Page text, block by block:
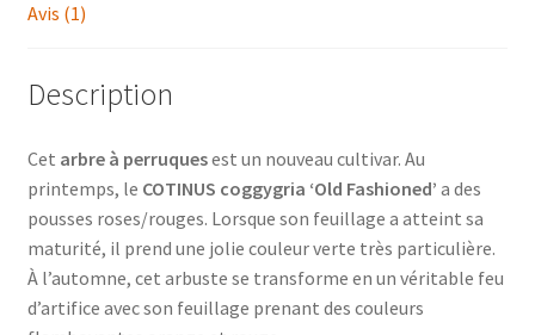
Avis (1)
Description
Cet arbre à perruquesest un nouveau cultivar. Au
printemps, le COTINUS coggygria ‘Old Fashioned’ a des
pousses roses/rouges. Lorsque son feuillage a atteint sa
maturité, il prend une jolie couleur verte très particulière.
À l’automne, cet arbuste se transforme en un véritable feu
d’artifice avec son feuillage prenant des couleurs